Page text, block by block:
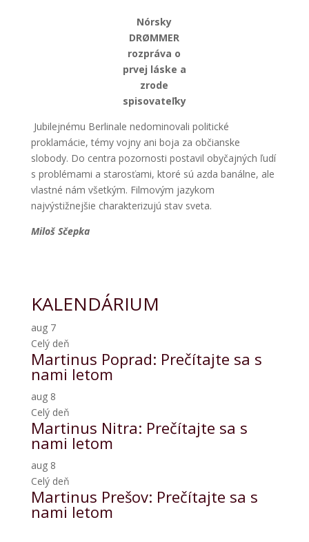
Nórsky
DRØMMER
rozpráva o
prvej láske a
zrode
spisovateľky
Jubilejnému Berlinale nedominovali politické
proklamácie, témy vojny ani boja za občianske
slobody. Do centra pozornosti postavil obyčajných ľudí
s problémami a starosťami, ktoré sú azda banálne, ale
vlastné nám všetkým. Filmovým jazykom
najvýstižnejšie charakterizujú stav sveta.
Miloš Sčepka
KALENDÁRIUM
aug 7
Celý deň
Martinus Poprad: Prečítajte sa s
nami letom
aug 8
Celý deň
Martinus Nitra: Prečítajte sa s
nami letom
aug 8
Celý deň
Martinus Prešov: Prečítajte sa s
nami letom